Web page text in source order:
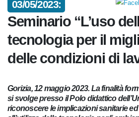
03/05/2023:
Seminario “L’uso
tecnologia per il
delle condizioni di
Gorizia, 12 maggio 2023. La finalità
che si svolge presso il Polo didattico
Trieste, è riconoscere le implicazioni